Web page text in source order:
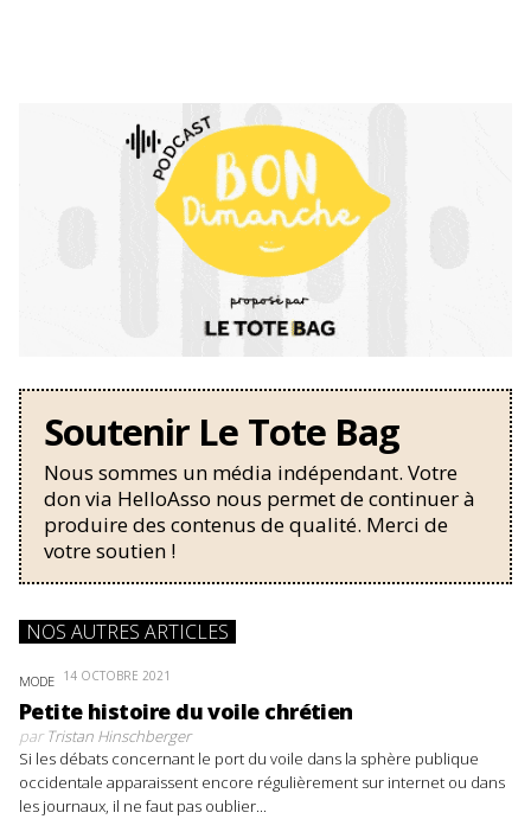
Soutenir Le Tote Bag
Nous sommes un média indépendant. Votre
don via HelloAsso nous permet de continuer à
produire des contenus de qualité. Merci de
votre soutien !
NOS AUTRES ARTICLES
MODE 14 OCTOBRE 2021
Petite histoire du voile chrétien
parTristan Hinschberger
Si les débats concernant le port du voile dans la sphère publique
occidentale apparaissent encore régulièrement sur internet ou dans
les journaux, il ne faut pas oublier...